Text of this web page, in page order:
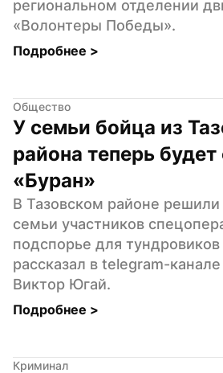
региональном отделении
«Волонтеры Победы».
Подробнее >
Общество
У семьи бойца из
района теперь будет
«Буран»
В Тазовском районе
семьи участников
подспорье для
рассказал в telegram-
Виктор Югай.
Подробнее >
Криминал